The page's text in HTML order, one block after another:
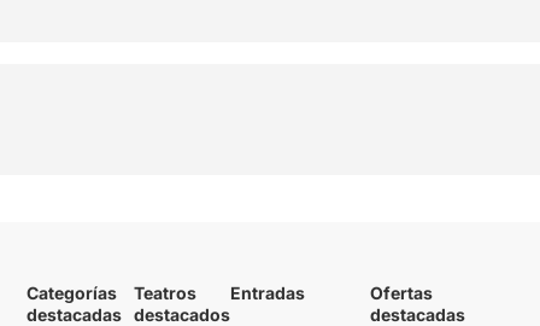
Categorías
destacadas
Teatros
destacados
Entradas
Ofertas
destacadas